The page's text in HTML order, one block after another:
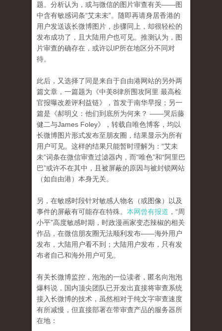
题。分析认为，或与微信的图片审查有关——图
中含有敏感词条“艾未未”。随即再请身居香港的
用户发送该长微博图片，步骤同上，却很轻松的
发布成功了，且大陆用户也可见。推测认为，图
片审查的确存在，或许以IP所在地区分不同对
待。
此后，又选择了同是来自于自由港网站的另外两
篇文章，一篇题为《中美8律所围攻阿里 最高检
官报曝改差评利益链》，首发于南华早报；另一
篇是《郝明义：他们到底所为何来？ ——哭后藤
健二与James Foley》，转载自唯色博客，均以
长微博图片形式发布至朋友圈，结果显示为所有
用户可见。这样的结果只能暂时理解为：“艾未
未”词条在微信审查过滤器内，而“唯色”和“阿里巴
巴”或许不在其中，且被屏蔽的原因与被封锁网站
（如自由港）本身无关。
另，在敏感时段针对敏感人物名（或图像）以及
事件的屏蔽有可能存在特殊。 本网曾有报道 ，“周
小平”高度敏感时期，时政漫画家变态辣椒的相关
作品，在微信朋友圈无法顺利发布——海外用户
发布，大陆用户看不到；大陆用户发布，只有发
布者自己和海外用户可见。
有关长微博监控，泡泡的一位读者，匿名向泡泡
爆料说，国内顶尖团队已开发出直接将审查系统
接入长微博的技术，虽然相对于纯文字审查速度
有所减慢，但直接部署在带审查产品的服务器所
在地：